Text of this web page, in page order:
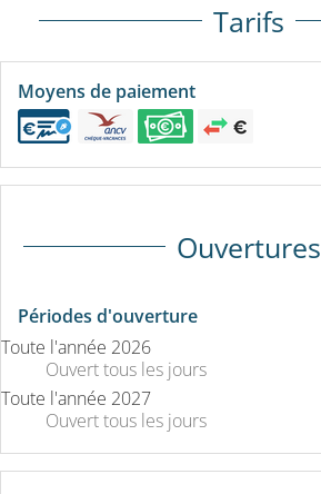
Tarifs
Moyens de paiement
Ouvertures
Périodes d'ouverture
Toute l'année 2026
Ouverttous les jours
Toute l'année 2027
Ouverttous les jours